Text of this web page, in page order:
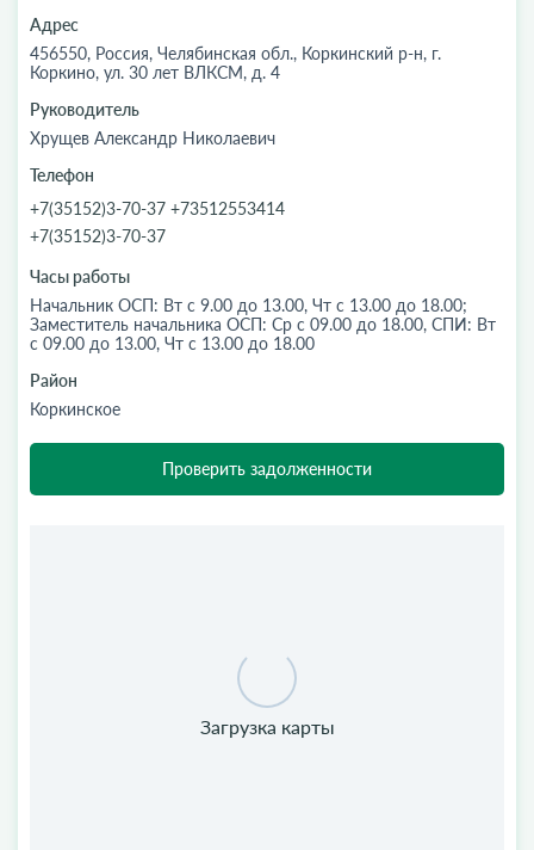
Адрес
456550, Россия, Челябинская обл., Коркинский р-н, г.
Коркино, ул. 30 лет ВЛКСМ, д. 4
Руководитель
Хрущев Александр Николаевич
Телефон
+7(35152)3-70-37 +73512553414
+7(35152)3-70-37
Часы работы
Начальник ОСП: Вт с 9.00 до 13.00, Чт с 13.00 до 18.00;
Заместитель начальника ОСП: Ср с 09.00 до 18.00, СПИ: Вт
с 09.00 до 13.00, Чт с 13.00 до 18.00
Район
Коркинское
Проверить задолженности